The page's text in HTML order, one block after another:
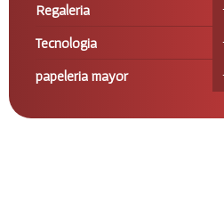
Regaleria
Tecnologia
papeleria mayor